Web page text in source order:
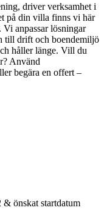
driver verksamhet i
på din villa finns vi här
Vi anpassar lösningar
till drift och boendemiljö
håller länge. Vill du
Använd
begära en offert –
& önskat startdatum